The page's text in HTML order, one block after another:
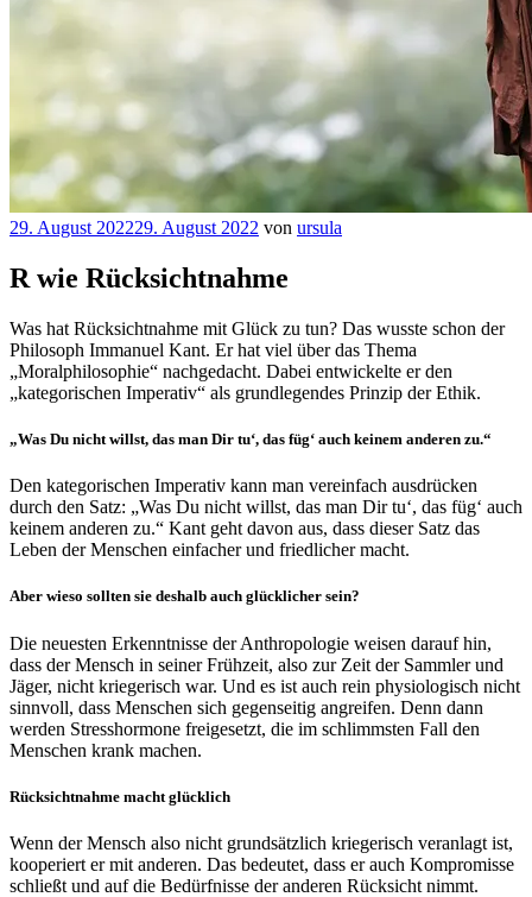
Veröffentlicht
29. August 202229. August 2022 von ursula
R wie Rücksichtnahme
Was hat Rücksichtnahme mit Glück zu tun? Das wusste schon der
Philosoph Immanuel Kant. Er hat viel über das Thema
„Moralphilosophie“ nachgedacht. Dabei entwickelte er den
„kategorischen Imperativ“ als grundlegendes Prinzip der Ethik.
„Was Du nicht willst, das man Dir tu‘, das füg‘ auch keinem anderen zu.“
Den kategorischen Imperativ kann man vereinfach ausdrücken
durch den Satz: „Was Du nicht willst, das man Dir tu‘, das füg‘ auch
keinem anderen zu.“ Kant geht davon aus, dass dieser Satz das
Leben der Menschen einfacher und friedlicher macht.
Aber wieso sollten sie deshalb auch glücklicher sein?
Die neuesten Erkenntnisse der Anthropologie weisen darauf hin,
dass der Mensch in seiner Frühzeit, also zur Zeit der Sammler und
Jäger, nicht kriegerisch war. Und es ist auch rein physiologisch nicht
sinnvoll, dass Menschen sich gegenseitig angreifen. Denn dann
werden Stresshormone freigesetzt, die im schlimmsten Fall den
Menschen krank machen.
Rücksichtnahme macht glücklich
Wenn der Mensch also nicht grundsätzlich kriegerisch veranlagt ist,
kooperiert er mit anderen. Das bedeutet, dass er auch Kompromisse
schließt und auf die Bedürfnisse der anderen Rücksicht nimmt.